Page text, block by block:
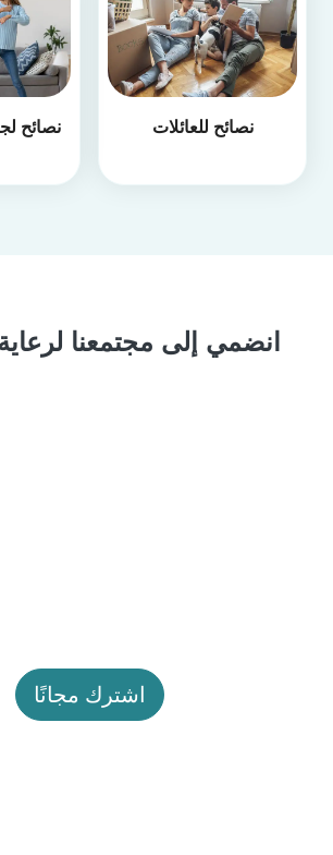
نصائح للعائلات نصائح
انضمي إلى مجتمعنا
اشترك مجانًا